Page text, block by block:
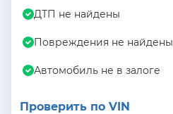
ДТП не найдены
Повреждения не найдены
Автомобиль не в залоге
Проверить по VIN